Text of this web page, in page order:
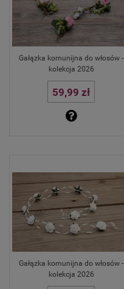
Gałązka komunijna do włosów -
kolekcja 2026
59,99 zł
Gałązka komunijna do włosów -
kolekcja 2026